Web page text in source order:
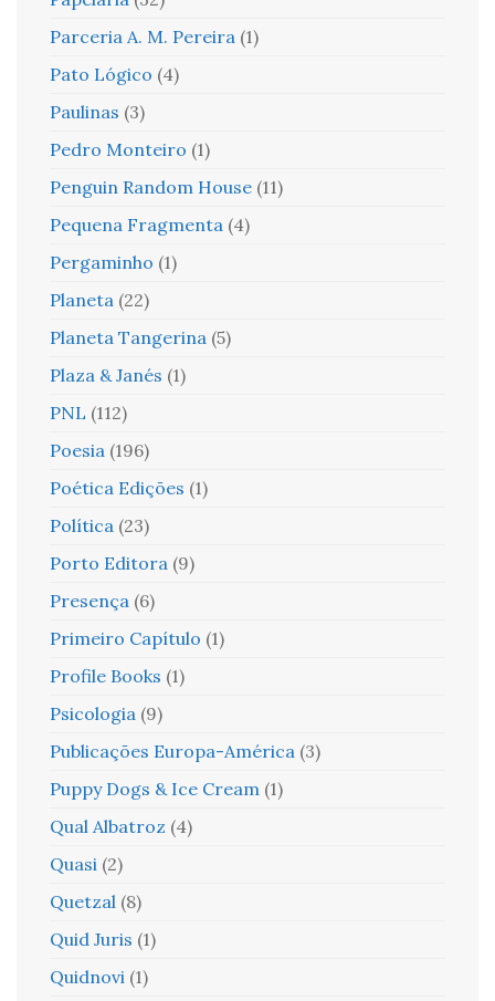
Parceria A. M. Pereira (1)
Pato Lógico (4)
Paulinas (3)
Pedro Monteiro (1)
Penguin Random House (11)
Pequena Fragmenta (4)
Pergaminho (1)
Planeta (22)
Planeta Tangerina (5)
Plaza & Janés (1)
PNL (112)
Poesia (196)
Poética Edições (1)
Política (23)
Porto Editora (9)
Presença (6)
Primeiro Capítulo (1)
Profile Books (1)
Psicologia (9)
Publicações Europa-América (3)
Puppy Dogs & Ice Cream (1)
Qual Albatroz (4)
Quasi (2)
Quetzal (8)
Quid Juris (1)
Quidnovi (1)